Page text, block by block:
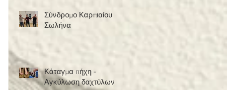
Σύνδρομο Καρπιαίου
Σωλήνα
Κάταγμα πήχη -
Αγκύλωση δαχτύλων